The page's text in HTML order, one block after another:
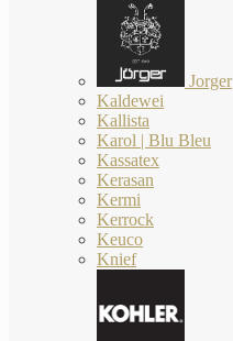
Jorger
Kaldewei
Kallista
Karol | Blu Bleu
Kassatex
Kerasan
Kermi
Kerrock
Keuco
Knief